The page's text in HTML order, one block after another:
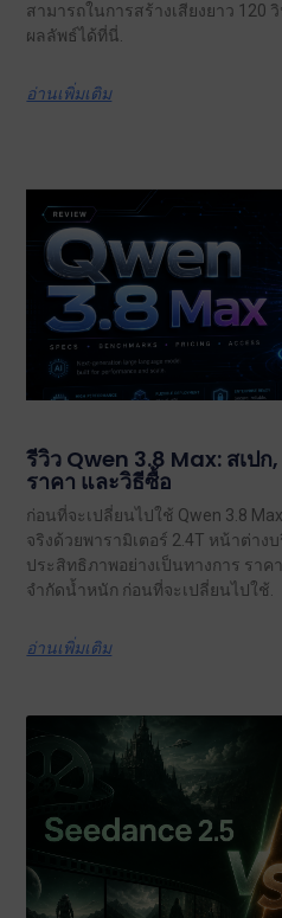
สามารถในการสร้างเสียงยาว 120
ผลลัพธ์ได้ที่นี่.
อ่านเพิ่มเติม
รีวิว Qwen 3.8 Max: สเป
ราคา และวิธีซื้อ
ก่อนที่จะเปลี่ยนไปใช้ Qwen 3.8
จริงด้วยพารามิเตอร์ 2.4T หน้าต่าง
ประสิทธิภาพอย่างเป็นทางการ รา
จำกัดน้ำหนัก ก่อนที่จะเปลี่ยนไปใช้.
อ่านเพิ่มเติม